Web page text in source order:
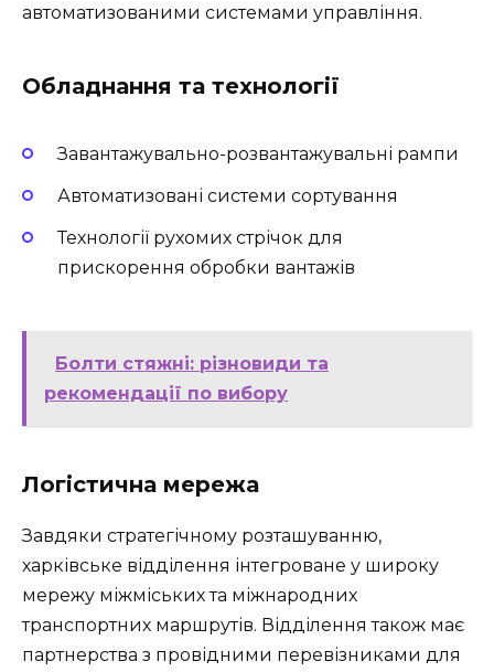
автоматизованими системами управління.
Обладнання та технології
Завантажувально-розвантажувальні рампи
Автоматизовані системи сортування
Технології рухомих стрічок для
прискорення обробки вантажів
Болти стяжні: різновиди та
рекомендації по вибору
Логістична мережа
Завдяки стратегічному розташуванню,
харківське відділення інтегроване у широку
мережу міжміських та міжнародних
транспортних маршрутів. Відділення також має
партнерства з провідними перевізниками для